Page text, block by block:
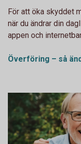
För att öka skyddet
när du ändrar din
appen och
Överföring – så